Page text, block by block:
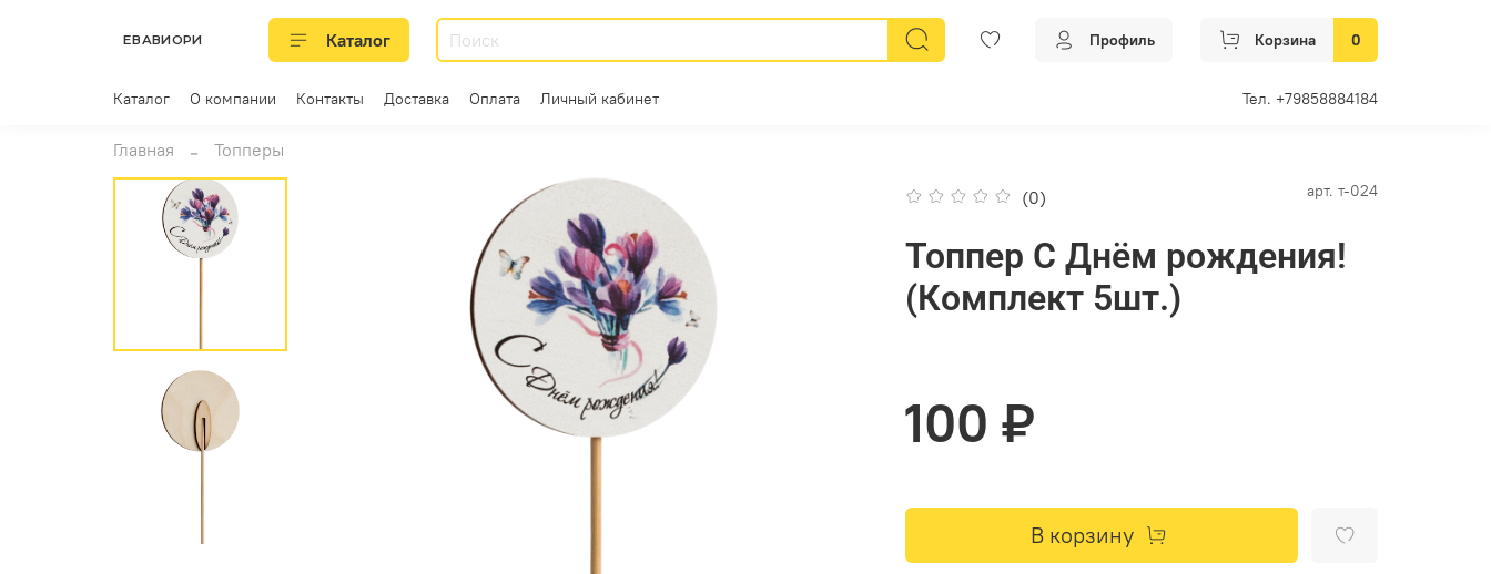
ЕВАВИОРИ Каталог Профиль Корзина 0
Каталог О компании Контакты Доставка Оплата Личный кабинет Тел. +79858884184
Главная Топперы
(0) арт. т-024
Топпер С Днём рождения!
(Комплект 5шт.)
100 ₽
В корзину